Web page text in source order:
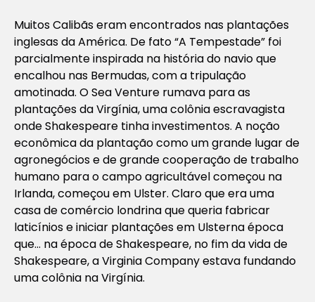
Muitos Calibãs eram encontrados nas plantações
inglesas da América. De fato “A Tempestade” foi
parcialmente inspirada na história do navio que
encalhou nas Bermudas, com a tripulação
amotinada. O Sea Venture rumava para as
plantações da Virgínia, uma colônia escravagista
onde Shakespeare tinha investimentos. A noção
econômica da plantação como um grande lugar de
agronegócios e de grande cooperação de trabalho
humano para o campo agricultável começou na
Irlanda, começou em Ulster. Claro que era uma
casa de comércio londrina que queria fabricar
laticínios e iniciar plantações em Ulsterna época
que… na época de Shakespeare, no fim da vida de
Shakespeare, a Virginia Company estava fundando
uma colônia na Virgínia.